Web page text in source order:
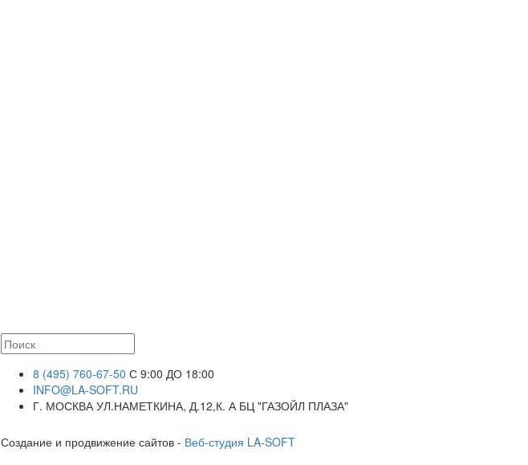
8 (495) 760-67-50 С 9:00 ДО 18:00
INFO@LA-SOFT.RU
Г. МОСКВА УЛ.НАМЕТКИНА, Д.12,К. А БЦ "ГАЗОЙЛ ПЛАЗА"
Создание и продвижение сайтов - Веб-студия LA-SOFT